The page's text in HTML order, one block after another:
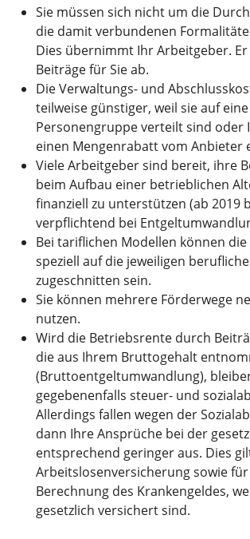
Sie müssen sich nicht um die
die damit verbundenen
Dies übernimmt Ihr Arbeitgeber.
Beiträge für Sie ab.
Die Verwaltungs- und
teilweise günstiger, weil sie auf
Personengruppe verteilt sind oder
einen Mengenrabatt vom Anbieter
Viele Arbeitgeber sind bereit, ihre
beim Aufbau einer betrieblichen
finanziell zu unterstützen (ab 2019
verpflichtend bei
Bei tariflichen Modellen können
speziell auf die jeweiligen
zugeschnitten sein.
Sie können mehrere Förderwege
nutzen.
Wird die Betriebsrente durch
die aus Ihrem Bruttogehalt
(Bruttoentgeltumwandlung),
gegebenenfalls steuer- und
Allerdings fallen wegen der
dann Ihre Ansprüche bei der
entsprechend geringer aus. Dies
Arbeitslosenversicherung sowie
Berechnung des Krankengeldes,
gesetzlich versichert sind.